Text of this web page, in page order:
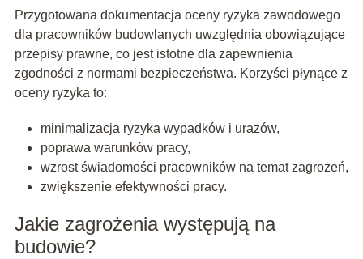
Przygotowana dokumentacja oceny ryzyka zawodowego
dla pracowników budowlanych uwzględnia obowiązujące
przepisy prawne, co jest istotne dla zapewnienia
zgodności z normami bezpieczeństwa. Korzyści płynące z
oceny ryzyka to:
minimalizacja ryzyka wypadków i urazów,
poprawa warunków pracy,
wzrost świadomości pracowników na temat zagrożeń,
zwiększenie efektywności pracy.
Jakie zagrożenia występują na
budowie?